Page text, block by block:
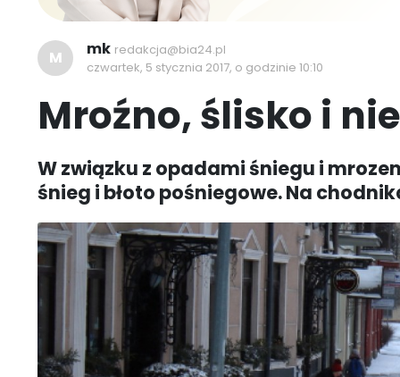
M mk redakcja@bia24.pl
czwartek, 5 stycznia 2017, o godzinie 10:10
Mroźno, ślisko i
W związku z opadami śniegu i
śnieg i błoto pośniegowe. Na